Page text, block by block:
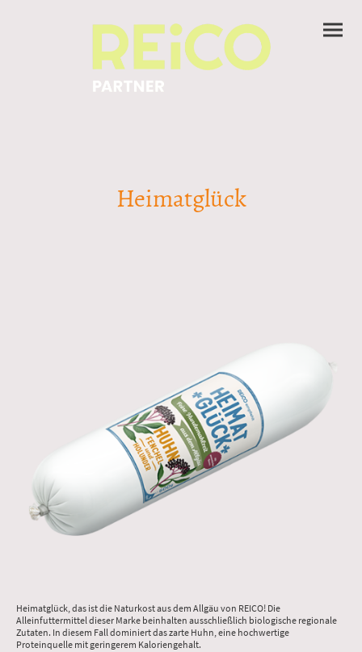
Heimatglück
Heimatglück, das ist die Naturkost aus dem Allgäu von REICO! Die
Alleinfuttermittel dieser Marke beinhalten ausschließlich biologische regionale
Zutaten. In diesem Fall dominiert das zarte Huhn, eine hochwertige
Proteinquelle mit geringerem Kaloriengehalt.